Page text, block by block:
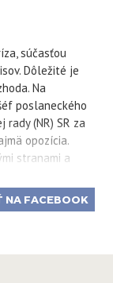
súčasťou
Dôležité je
Na
poslaneckého
rady (NR) SR za
opozícia.
stranami a
ktorého má
NA FACEBOOK